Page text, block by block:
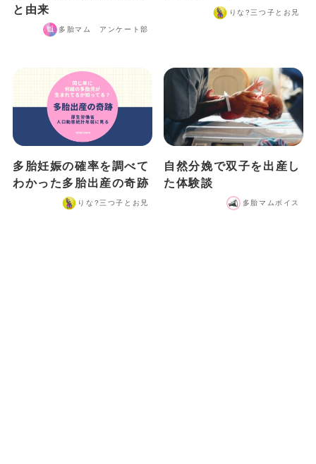
と由来
多胎マム アンケート部
りな?️三つ子とお兄
多胎妊娠の確率を調べて
わかった多胎出産の奇跡
りな?️三つ子とお兄
自然分娩で双子を出産し
た体験談
多胎マムボイス